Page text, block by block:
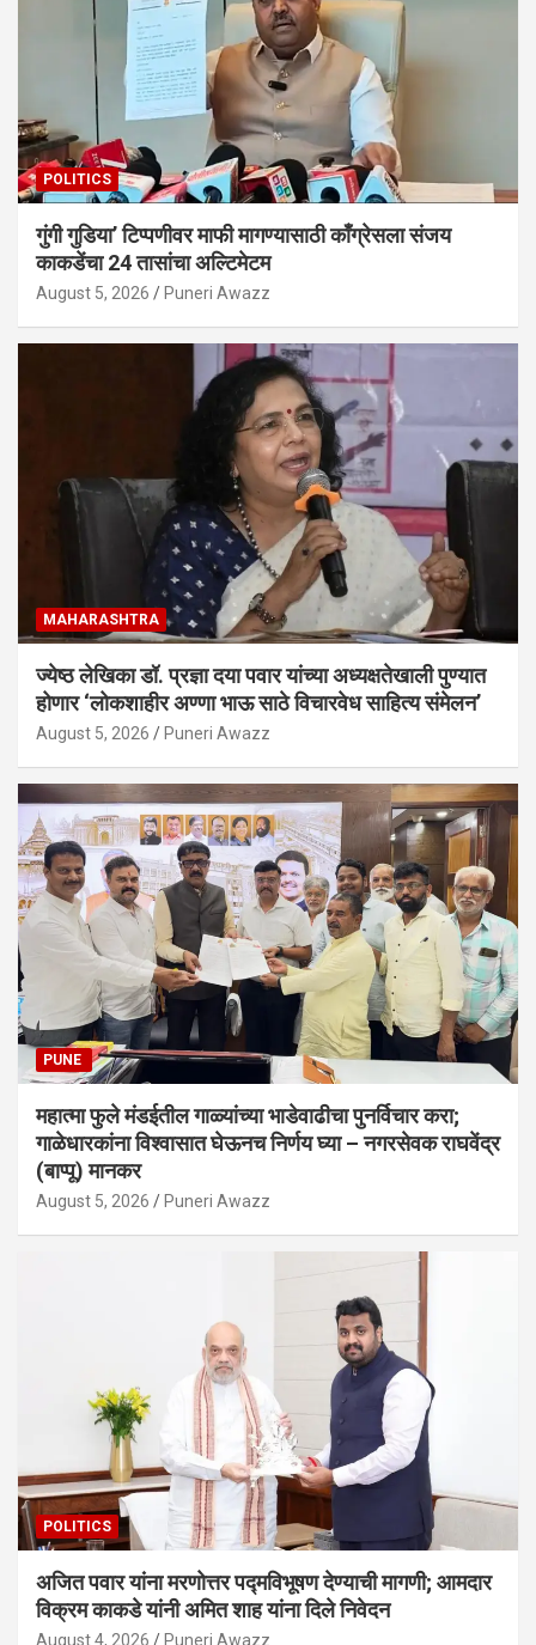
POLITICS
गुंगी गुडिया’ टिप्पणीवर माफी मागण्यासाठी काँग्रेसला संजय
काकडेंचा 24 तासांचा अल्टिमेटम
August 5, 2026 Puneri Awazz
MAHARASHTRA
ज्येष्ठ लेखिका डॉ. प्रज्ञा दया पवार यांच्या अध्यक्षतेखाली पुण्यात
होणार ‘लोकशाहीर अण्णा भाऊ साठे विचारवेध साहित्य संमेलन’
August 5, 2026 Puneri Awazz
PUNE
महात्मा फुले मंडईतील गाळ्यांच्या भाडेवाढीचा पुनर्विचार करा;
गाळेधारकांना विश्वासात घेऊनच निर्णय घ्या – नगरसेवक राघवेंद्र
(बाप्पू) मानकर
August 5, 2026 Puneri Awazz
POLITICS
अजित पवार यांना मरणोत्तर पद्मविभूषण देण्याची मागणी; आमदार
विक्रम काकडे यांनी अमित शाह यांना दिले निवेदन
August 4, 2026 Puneri Awazz